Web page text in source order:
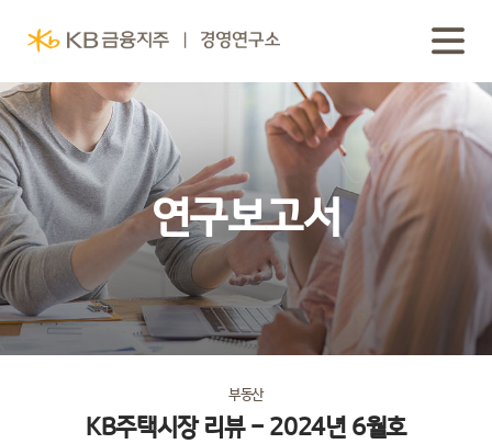
연구보고서
부동산
KB주택시장 리뷰 - 2024년 6월호